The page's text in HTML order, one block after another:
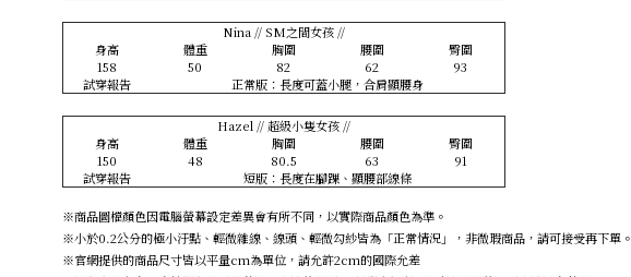
Nina // SM之間女孩 //
身高
體重 胸圍 腰圍
臀圍
158
50 82 62
93
試穿報告
正常版：長度可蓋小腿，合肩顯腰身
Hazel // 超級小隻女孩 //
身高
體重 胸圍 腰圍
臀圍
150
48 80.5 63
91
試穿報告
短版：長度在腳踝、顯腰部線條
※商品圖檔顏色因電腦螢幕設定差異會有所不同，以實際商品顏色為準。
※小於0.2公分的極小汙點、輕微雜線、線頭、輕微勾紗皆為「正常情況」，非微瑕商品，請可接受再下單。
※官網提供的商品尺寸皆以平量cm為單位，請允許2cm的國際允差